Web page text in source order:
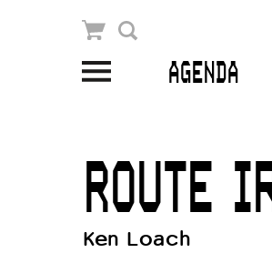
AGENDA
Winkelmandje
Openingstijden &
Bereikbaarheid
Kaartverkoop
ROUTE
Ken Loach